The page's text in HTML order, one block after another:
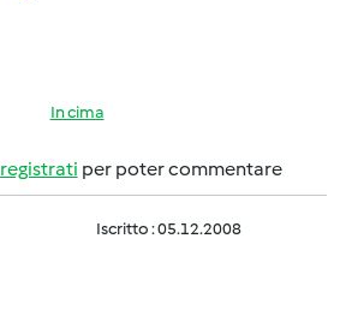
In cima
registrati per poter commentare
Iscritto : 05.12.2008